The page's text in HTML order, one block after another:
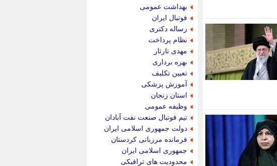
بهداشت عمومی
فوتبال ایران
رساله دکتری
نظام پرداخت
مهدی تارتار
بهره برداری
تعیین تکلیف
آموزش پزشکی
استان زنجان
وظیفه عمومی
تیم فوتبال صنعت نفت آبادان
دولت جمهوری اسلامی ایران
فرمانده مرزبانی کردستان
جمهوری اسلامی ایران
محدودیت های ترافیکی